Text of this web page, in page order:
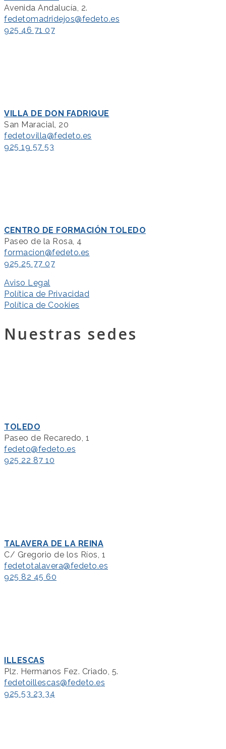
Avenida Andalucía, 2.
fedetomadridejos@fedeto.es
925 46 71 07
VILLA DE DON FADRIQUE
San Maracial, 20
fedetovilla@fedeto.es
925 19 57 53
CENTRO DE FORMACIÓN TOLEDO
Paseo de la Rosa, 4
formacion@fedeto.es
925 25 77 07
Aviso Legal
Política de Privacidad
Política de Cookies
Nuestras sedes
TOLEDO
Paseo de Recaredo, 1
fedeto@fedeto.es
925 22 87 10
TALAVERA DE LA REINA
C/ Gregorio de los Ríos, 1
fedetotalavera@fedeto.es
925 82 45 60
ILLESCAS
Plz. Hermanos Fez. Criado, 5.
fedetoillescas@fedeto.es
925 53 23 34